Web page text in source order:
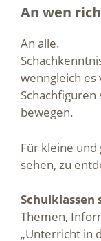
An wen
An alle.
wenngleich es
bewegen.
Für kleine und
sehen, zu
Themen,
„Unterricht in